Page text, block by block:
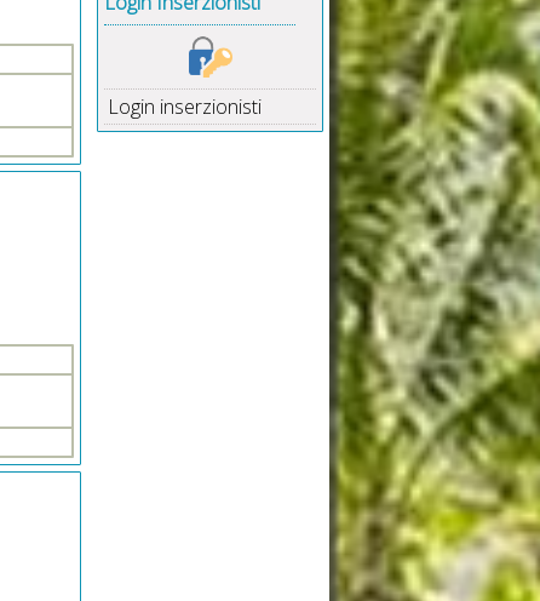
Login inserzionisti